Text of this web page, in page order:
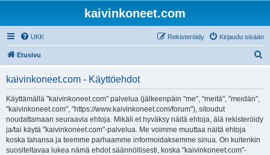
kaivinkoneet.com
UKK Kirjaudu sisään
Rekisteröidy
Etusivu
kaivinkoneet.com - Käyttöehdot
Käyttämällä "kaivinkoneet.com" palvelua (jälkeenpäin "me", "meitä", "meidän",
"kaivinkoneet.com", "https://www.kaivinkoneet.com/forum"), sitoudut
noudattamaan seuraavia ehtoja. Mikäli et hyväksy näitä ehtoja, älä rekisteröidy
ja/tai käytä "kaivinkoneet.com"-palvelua. Me voimme muuttaa näitä ehtoja
koska tahansa ja teemme parhaamme informoidaksemme sinua. On kuitenkin
suositeltavaa lukea nämä ehdot säännöllisesti, koska "kaivinkoneet.com"-